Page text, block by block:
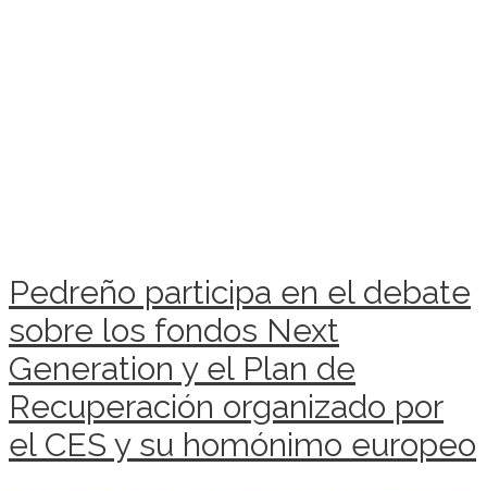
Pedreño participa en el debate
sobre los fondos Next
Generation y el Plan de
Recuperación organizado por
el CES y su homónimo europeo